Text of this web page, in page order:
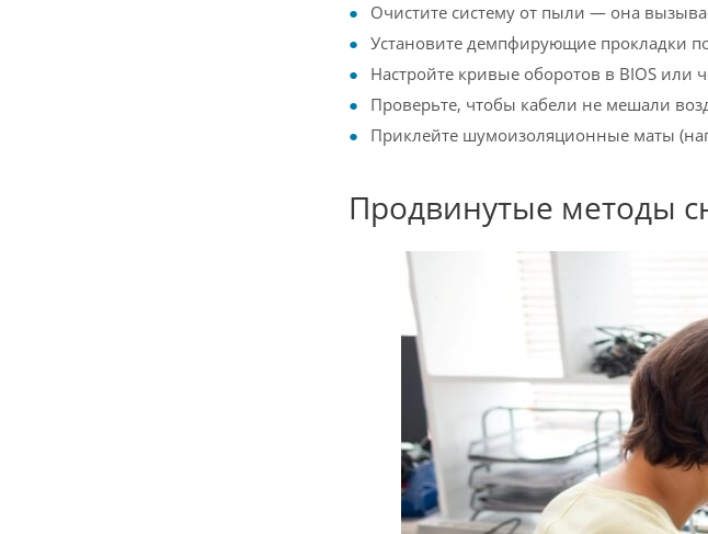
Очистите систему от пыли — она
Установите демпфирующие прокладки
Настройте кривые оборотов в BIOS или
Проверьте, чтобы кабели не мешали
Приклейте шумоизоляционные маты
Продвинутые методы